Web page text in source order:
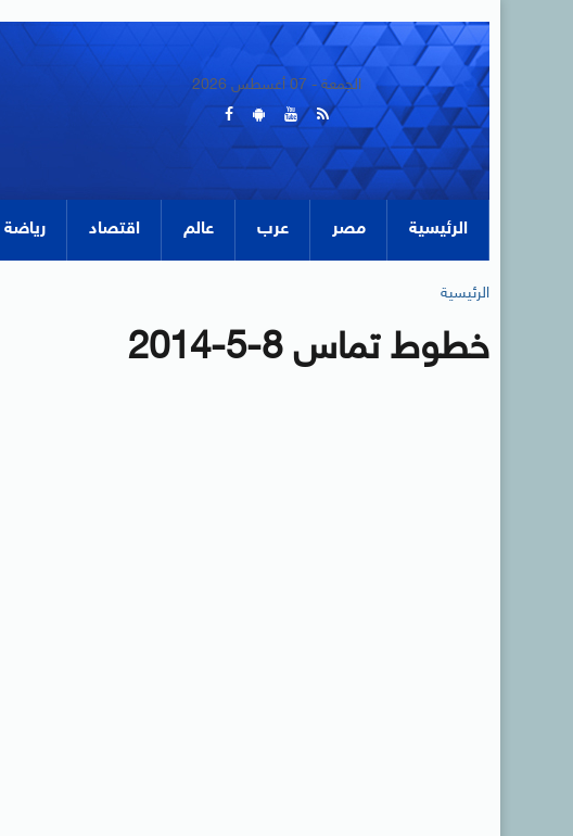
الجمعة - 07 أغسطس 2026
الرئيسية مصر عرب عالم اقتصاد رياضة
الرئيسية
خطوط تماس 8-5-2014